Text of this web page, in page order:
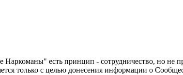
есть принцип - сотрудничество, но не
только с целью донесения информации о